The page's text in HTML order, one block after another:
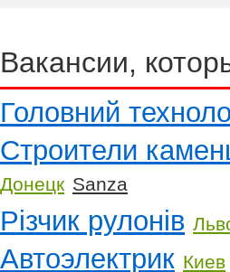
Вакансии,
Головний
Строители
Донецк Sanza
Різчик рулонів
Автоэлектрик Киев